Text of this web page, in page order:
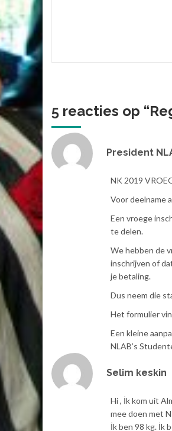
5 reacties op “
President
NK 2019
Voor deelname
Een vroege
te delen.
We hebben de
inschrijven of
je betaling.
Dus neem die
Het formulier
Een kleine
NLAB’s
Selim keskin
Hi , İk kom uit
mee doen met
İk ben 98 kg. İk